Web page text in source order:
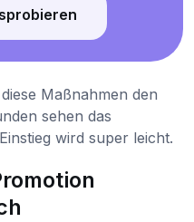
Maßnahmen den
sehen das
wird super leicht.